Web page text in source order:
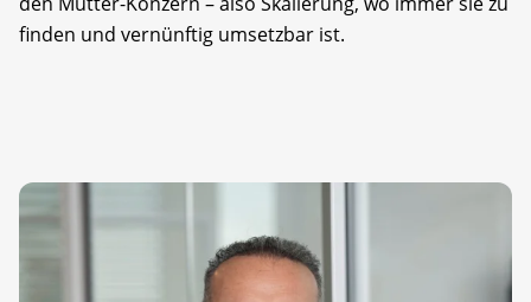
finden und vernünftig umsetzbar ist.